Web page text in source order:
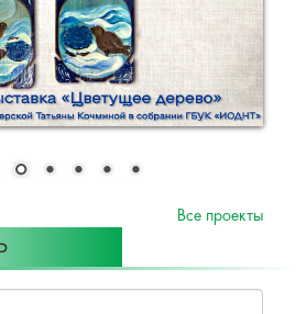
Все проекты